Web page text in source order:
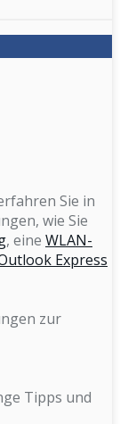
Sie in
wie Sie
, eine WLAN-
Express
zur
Tipps und